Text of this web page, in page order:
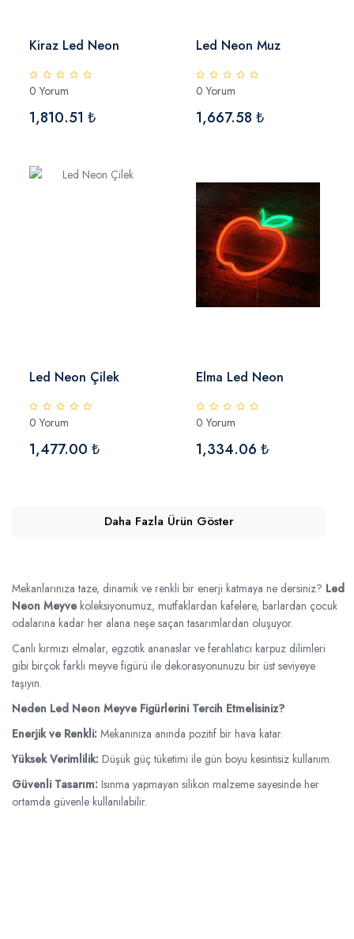
Kiraz Led Neon
0 Yorum
1,810.51 ₺
Led Neon Muz
0 Yorum
1,667.58 ₺
Led Neon Çilek
0 Yorum
1,477.00 ₺
Elma Led Neon
0 Yorum
1,334.06 ₺
Daha Fazla Ürün Göster
Mekanlarınıza taze, dinamik ve renkli bir enerji katmaya ne dersiniz? Led
Neon Meyve koleksiyonumuz, mutfaklardan kafelere, barlardan çocuk
odalarına kadar her alana neşe saçan tasarımlardan oluşuyor.
Canlı kırmızı elmalar, egzotik ananaslar ve ferahlatıcı karpuz dilimleri
gibi birçok farklı meyve figürü ile dekorasyonunuzu bir üst seviyeye
taşıyın.
Neden Led Neon Meyve Figürlerini Tercih Etmelisiniz?
Enerjik ve Renkli: Mekanınıza anında pozitif bir hava katar.
Yüksek Verimlilik: Düşük güç tüketimi ile gün boyu kesintisiz kullanım.
Güvenli Tasarım: Isınma yapmayan silikon malzeme sayesinde her
ortamda güvenle kullanılabilir.